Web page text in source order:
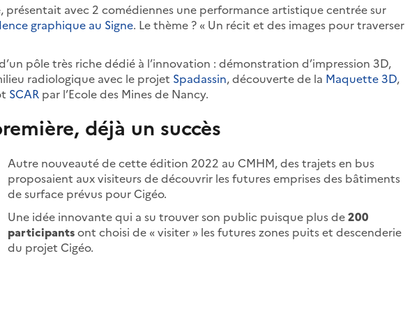
présentait avec 2 comédiennes une performance artistique centrée sur
graphique au Signe. Le thème ? « Un récit et des images pour traverser
pôle très riche dédié à l’innovation : démonstration d’impression 3D,
radiologique avec le projet Spadassin, découverte de la Maquette 3D,
SCAR par l’Ecole des Mines de Nancy.
déjà un succès
Autre nouveauté de cette édition 2022 au CMHM, des trajets en bus
proposaient aux visiteurs de découvrir les futures emprises des bâtiments
de surface prévus pour Cigéo.
Une idée innovante qui a su trouver son public puisque plus de200
participantsont choisi de « visiter » les futures zones puits et descenderie
du projet Cigéo.